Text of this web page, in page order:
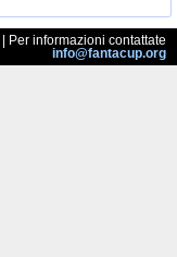
| Per informazioni contattate
info@fantacup.org